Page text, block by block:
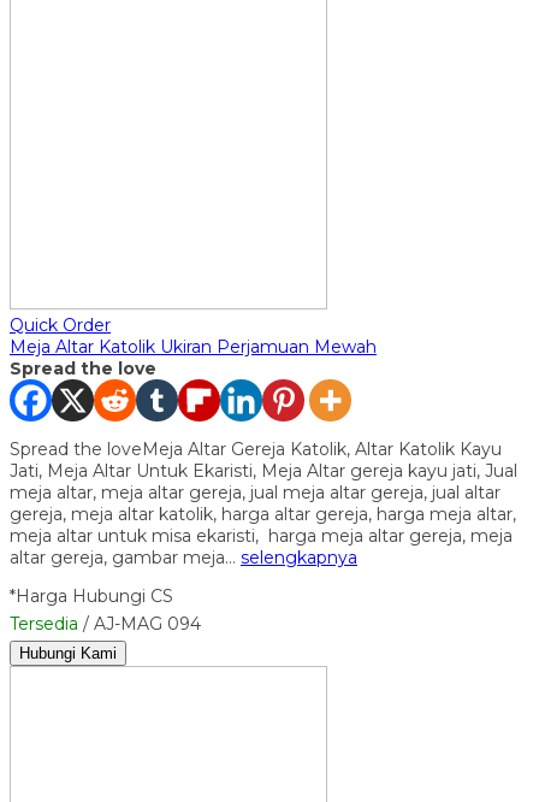
Quick Order
Meja Altar Katolik Ukiran Perjamuan Mewah
Spread the love
Spread the loveMeja Altar Gereja Katolik, Altar Katolik Kayu
Jati, Meja Altar Untuk Ekaristi, Meja Altar gereja kayu jati, Jual
meja altar, meja altar gereja, jual meja altar gereja, jual altar
gereja, meja altar katolik, harga altar gereja, harga meja altar,
meja altar untuk misa ekaristi, harga meja altar gereja, meja
altar gereja, gambar meja… selengkapnya
*Harga Hubungi CS
Tersedia / AJ-MAG 094
Hubungi Kami